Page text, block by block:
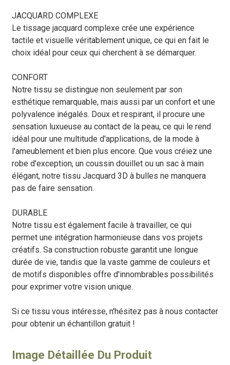
JACQUARD COMPLEXE
Le tissage jacquard complexe crée une expérience
tactile et visuelle véritablement unique, ce qui en fait le
choix idéal pour ceux qui cherchent à se démarquer.
CONFORT
Notre tissu se distingue non seulement par son
esthétique remarquable, mais aussi par un confort et une
polyvalence inégalés. Doux et respirant, il procure une
sensation luxueuse au contact de la peau, ce qui le rend
idéal pour une multitude d'applications, de la mode à
l'ameublement et bien plus encore. Que vous créiez une
robe d'exception, un coussin douillet ou un sac à main
élégant, notre tissu Jacquard 3D à bulles ne manquera
pas de faire sensation.
DURABLE
Notre tissu est également facile à travailler, ce qui
permet une intégration harmonieuse dans vos projets
créatifs. Sa construction robuste garantit une longue
durée de vie, tandis que la vaste gamme de couleurs et
de motifs disponibles offre d'innombrables possibilités
pour exprimer votre vision unique.
Si ce tissu vous intéresse, n'hésitez pas à nous contacter
pour obtenir un échantillon gratuit !
Image Détaillée Du Produit